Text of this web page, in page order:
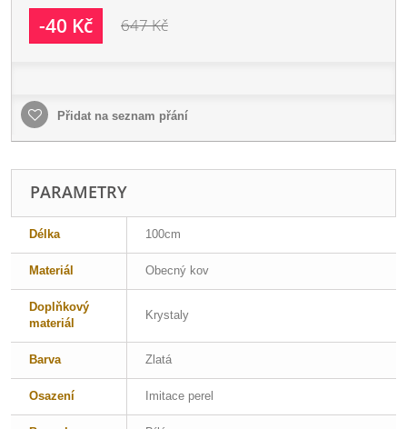
-40 Kč 647 Kč
Přidat na seznam přání
PARAMETRY
Délka 100cm
Materiál Obecný kov
Doplňkový
materiál
Krystaly
Barva Zlatá
Osazení Imitace perel